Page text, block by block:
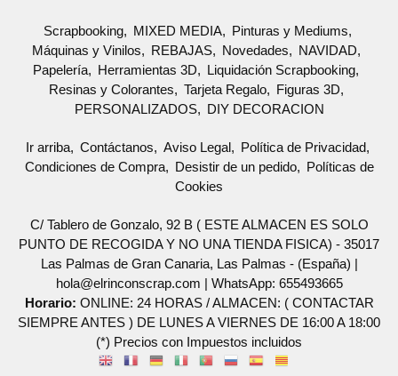
Scrapbooking MIXED MEDIA
Pinturas y Mediums
Máquinas y Vinilos
REBAJAS Novedades
NAVIDAD
Papelería
Herramientas 3D
Liquidación Scrapbooking
Resinas y Colorantes
Tarjeta Regalo
Figuras 3D
PERSONALIZADOS
DIY DECORACION
Ir arriba Contáctanos Aviso Legal
Política de Privacidad
Condiciones de Compra
Desistir de un pedido
Políticas de
Cookies
C/ Tablero de Gonzalo, 92 B ( ESTE ALMACEN ES SOLO
PUNTO DE RECOGIDA Y NO UNA TIENDA FISICA) - 35017
Las Palmas de Gran Canaria, Las Palmas - (España) |
hola@elrinconscrap.com | WhatsApp: 655493665
Horario: ONLINE: 24 HORAS / ALMACEN: ( CONTACTAR
SIEMPRE ANTES ) DE LUNES A VIERNES DE 16:00 A 18:00
(*) Precios con Impuestos incluidos